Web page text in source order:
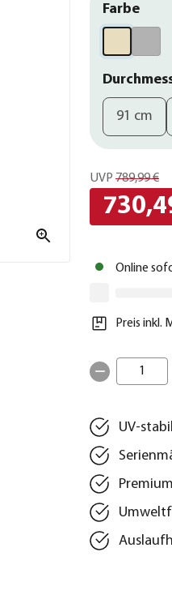
Farbe
91 cm
UVP 789,99 €
Online
Preis inkl.
1
UV-